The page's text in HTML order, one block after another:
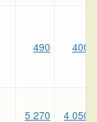
490 400
5 270 4 050